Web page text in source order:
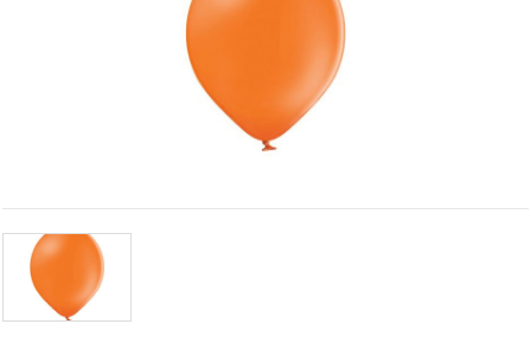
elemezzük
a
forgalmat,
valamint
relevánsabb
tartalmat
és